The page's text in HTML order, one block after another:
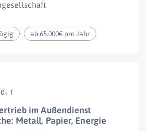
ab 65.000€ pro Jahr
T
im Außendienst
Metall, Papier, Energie